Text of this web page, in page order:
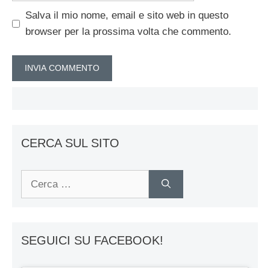
Salva il mio nome, email e sito web in questo
browser per la prossima volta che commento.
CERCA SUL SITO
Ricerca
SEGUICI SU FACEBOOK!